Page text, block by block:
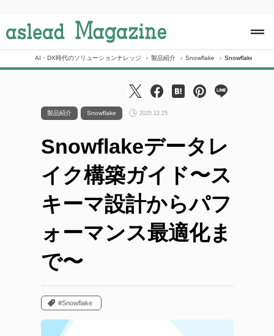
c
AI・DX時代のソリューションナレッジ 製品紹介 Snowflake Snowflakeデータ
製品紹介 Snowflake 2025.12.25
Snowflakeデータレ
イク構築ガイド〜ス
キーマ設計からパフ
ォーマンス最適化ま
で〜
#Snowflake